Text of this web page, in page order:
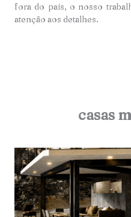
fora do país, o nosso
atenção aos detalhes.
casas